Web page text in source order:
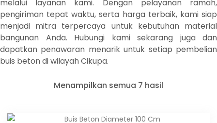
melalui layanan kami. Dengan pelayanan ramah,
pengiriman tepat waktu, serta harga terbaik, kami siap
menjadi mitra terpercaya untuk kebutuhan material
bangunan Anda. Hubungi kami sekarang juga dan
dapatkan penawaran menarik untuk setiap pembelian
buis beton di wilayah Cikupa.
Menampilkan semua 7 hasil